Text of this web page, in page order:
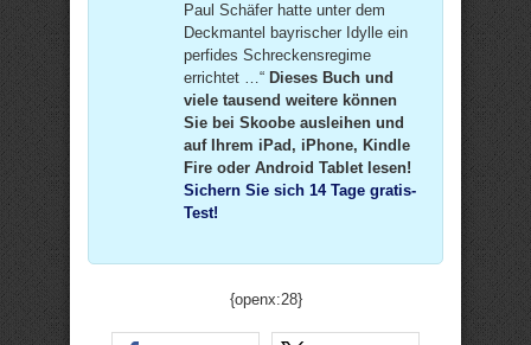
Paul Schäfer hatte unter dem
Deckmantel bayrischer Idylle ein
perfides Schreckensregime
errichtet …“ Dieses Buch und
viele tausend weitere können
Sie bei Skoobe ausleihen und
auf Ihrem iPad, iPhone, Kindle
Fire oder Android Tablet lesen!
Sichern Sie sich 14 Tage gratis-
Test!
{openx:28}